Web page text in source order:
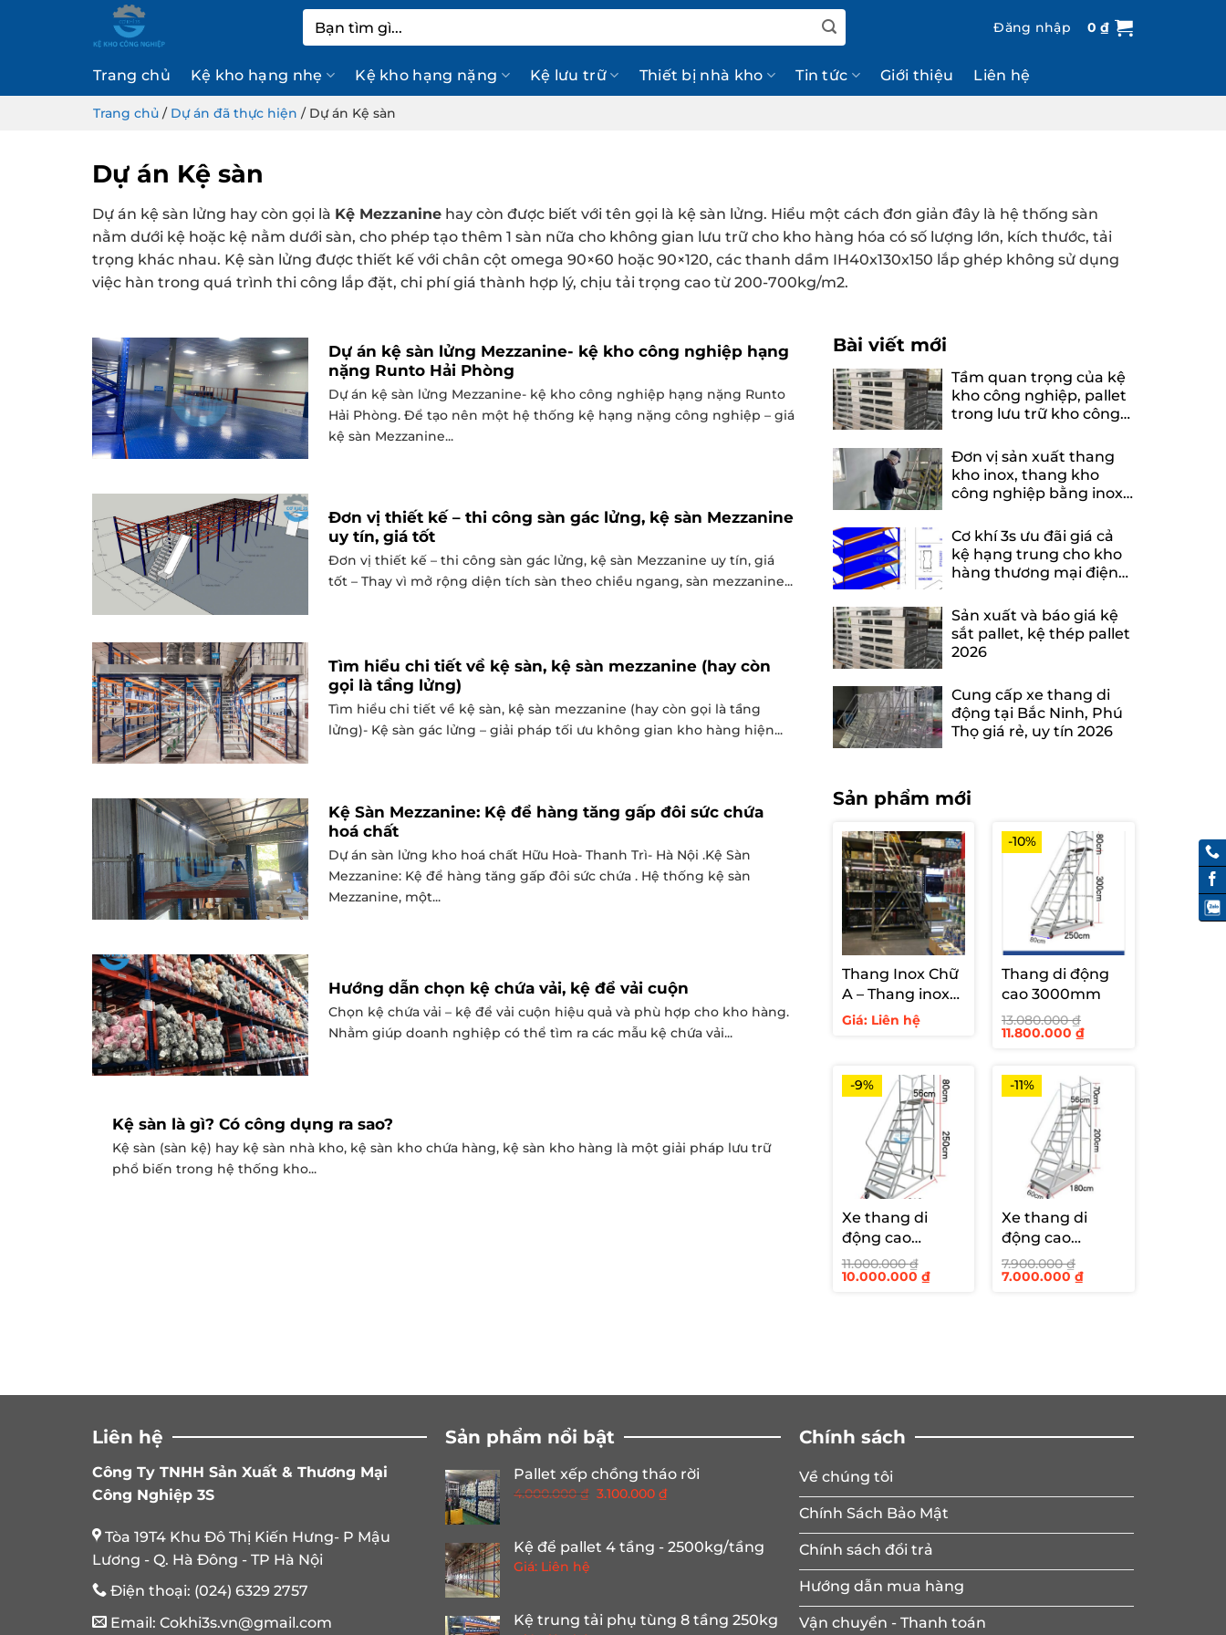
kiếm:
Đăng nhập 0₫
Trang chủ Kệ kho hạng nhẹ Kệ kho hạng nặng Kệ lưu trữ Thiết bị nhà kho Tin tức Giới thiệu Liên hệ
Trang chủ / Dự án đã thực hiện / Dự án Kệ sàn
Dự án Kệ sàn
Dự án kệ sàn lửng hay còn gọi là Kệ Mezzaninehay còn được biết với tên gọi là kệ sàn lửng. Hiểu một cách đơn giản đây là hệ thống sàn
nằm dưới kệ hoặc kệ nằm dưới sàn, cho phép tạo thêm 1 sàn nữa cho không gian lưu trữ cho kho hàng hóa có số lượng lớn, kích thước, tải
trọng khác nhau. Kệ sàn lửng được thiết kế với chân cột omega 90×60 hoặc 90×120, các thanh dầm IH40x130x150 lắp ghép không sử dụng
việc hàn trong quá trình thi công lắp đặt, chi phí giá thành hợp lý, chịu tải trọng cao từ 200-700kg/m2.
Dự án kệ sàn lửng Mezzanine- kệ kho công nghiệp hạng
nặng Runto Hải Phòng
Dự án kệ sàn lửng Mezzanine- kệ kho công nghiệp hạng nặng Runto
Hải Phòng. Để tạo nên một hệ thống kệ hạng nặng công nghiệp – giá
kệ sàn Mezzanine...
Đơn vị thiết kế – thi công sàn gác lửng, kệ sàn Mezzanine
uy tín, giá tốt
Đơn vị thiết kế – thi công sàn gác lửng, kệ sàn Mezzanine uy tín, giá
tốt – Thay vì mở rộng diện tích sàn theo chiều ngang, sàn mezzanine...
Tìm hiểu chi tiết về kệ sàn, kệ sàn mezzanine (hay còn
gọi là tầng lửng)
Tìm hiểu chi tiết về kệ sàn, kệ sàn mezzanine (hay còn gọi là tầng
lửng)- Kệ sàn gác lửng – giải pháp tối ưu không gian kho hàng hiện...
Kệ Sàn Mezzanine: Kệ để hàng tăng gấp đôi sức chứa
hoá chất
Dự án sàn lửng kho hoá chất Hữu Hoà- Thanh Trì- Hà Nội .Kệ Sàn
Mezzanine: Kệ để hàng tăng gấp đôi sức chứa . Hệ thống kệ sàn
Mezzanine, một...
Hướng dẫn chọn kệ chứa vải, kệ để vải cuộn
Chọn kệ chứa vải – kệ để vải cuộn hiệu quả và phù hợp cho kho hàng.
Nhằm giúp doanh nghiệp có thể tìm ra các mẫu kệ chứa vải...
Kệ sàn là gì? Có công dụng ra sao?
Kệ sàn (sàn kệ) hay kệ sàn nhà kho, kệ sàn kho chứa hàng, kệ sàn kho hàng là một giải pháp lưu trữ
phổ biến trong hệ thống kho...
Bài viết mới
Tầm quan trọng của kệ
kho công nghiệp, pallet
trong lưu trữ kho công
Đơn vị sản xuất thang
kho inox, thang kho
công nghiệp bằng inox
Cơ khí 3s ưu đãi giá cả
kệ hạng trung cho kho
hàng thương mại điện
Sản xuất và báo giá kệ
sắt pallet, kệ thép pallet
2026
Cung cấp xe thang di
động tại Bắc Ninh, Phú
Thọ giá rẻ, uy tín 2026
Sản phẩm mới
Thang Inox Chữ
A – Thang inox
hàn cố định cho
Giá: Liên hệ
-10%
Thang di động
cao 3000mm
13.080.000₫
Giá
11.800.000₫Giá
11.800.000 ₫.
-9%
Xe thang di
động cao
2500mm
11.000.000₫
Giá
10.000.000 ₫Giá
hiện
-11%
Xe thang di
động cao
2000mm
7.900.000₫
Giá
7.000.000₫Giá
Liên hệ
Công Ty TNHH Sản Xuất & Thương Mại
Công Nghiệp 3S
Tòa 19T4 Khu Đô Thị Kiến Hưng- P Mậu
Lương - Q. Hà Đông - TP Hà Nội
Điện thoại: (024) 6329 2757
Email: Cokhi3s.vn@gmail.com
Sản phẩm nổi bật
Pallet xếp chồng tháo rời
4.000.000₫ Giá
4.000.000 ₫.
3.100.000₫Giá
là:
Kệ để pallet 4 tầng - 2500kg/tầng
Giá: Liên hệ
Kệ trung tải phụ tùng 8 tầng 250kg
Chính sách
Về chúng tôi
Chính Sách Bảo Mật
Chính sách đổi trả
Hướng dẫn mua hàng
Vận chuyển - Thanh toán